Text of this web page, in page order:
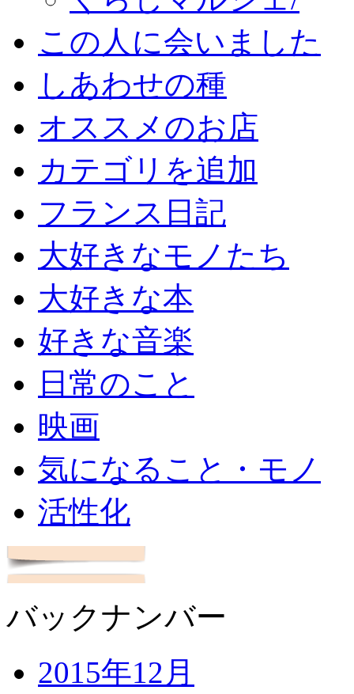
この人に会いました
しあわせの種
オススメのお店
カテゴリを追加
フランス日記
大好きなモノたち
大好きな本
好きな音楽
日常のこと
映画
気になること・モノ
活性化
バックナンバー
2015年12月